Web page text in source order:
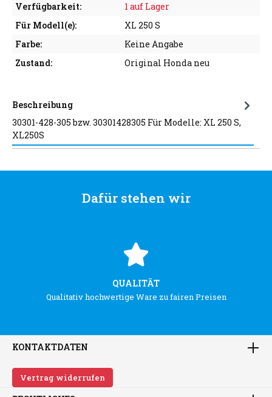
Verfügbarkeit:
1 auf Lager
Für Modell(e):
XL 250 S
Farbe:
Keine Angabe
Zustand:
Original Honda neu
Beschreibung
30301-428-305 bzw. 30301428305 Für Modelle: XL 250 S,
XL250S
Dafür stehen wir
QUALITÄT
Qualitativ hochwertige Ware zu fairen Preisen
KONTAKTDATEN
Vertrag widerrufen